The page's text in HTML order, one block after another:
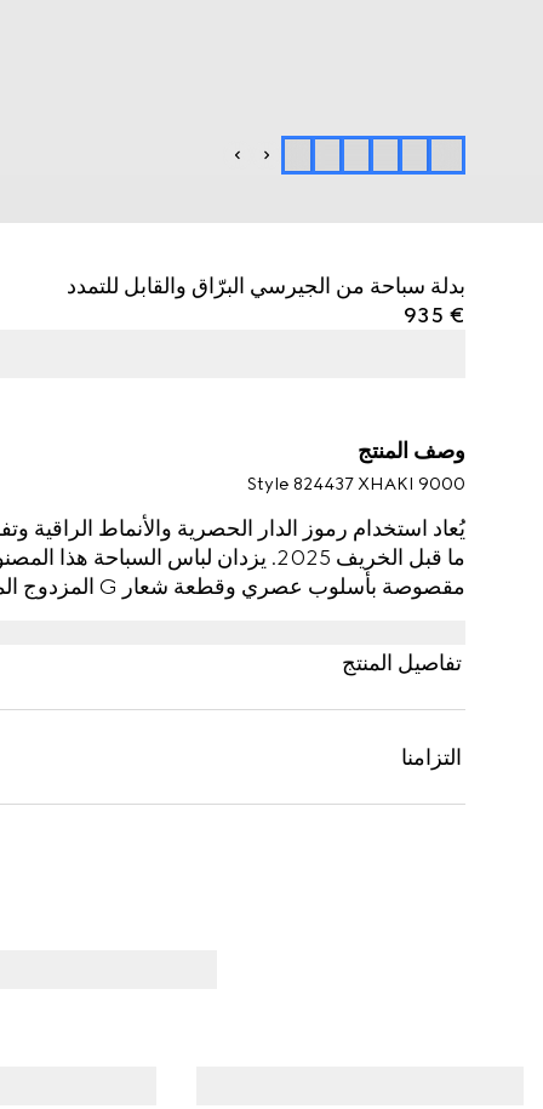
بدلة سباحة من الجيرسي البرّاق والقابل للتمدد
€ 935
وصف المنتج
Style ‎824437 XHAKI 9000
يُعاد استخدام رموز الدار الحصرية والأنماط
ما قبل الخريف 2025. يزدان لباس
مقصوصة بأسلوب عصري وقطعة شعار G المزدوج المعدنية على الجهة الخلفية.
تفاصيل المنتج
التزامنا